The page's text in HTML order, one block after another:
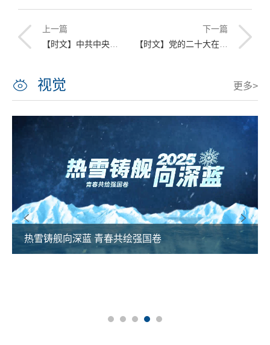
上一篇
【时文】中共中央政治局召开会议 习近平主持会议
下一篇
【时文】党的二十大在京闭幕 习近平主持大会并发表重要讲话
视觉 更多>
热雪铸舰向深蓝 青春共绘强国卷